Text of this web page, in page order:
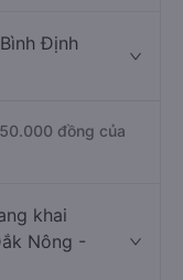
Định
đồng của
khai
Nông -